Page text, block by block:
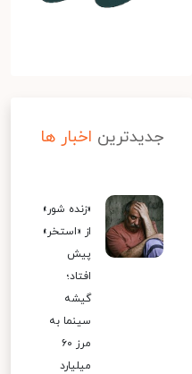
جدیدترین اخبار ها
«زنده شور»
از «استخر»
پیش
افتاد؛
گیشه
سینما به
مرز ۶۰
میلیارد